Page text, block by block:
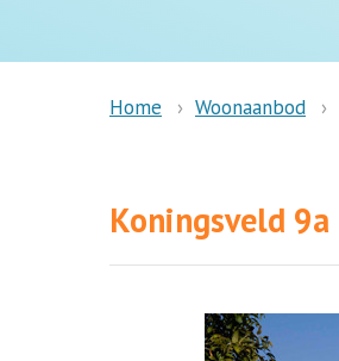
Home Woonaanbod
Koningsveld 9a